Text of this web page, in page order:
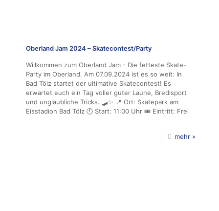
Oberland Jam 2024 – Skatecontest/Party
Willkommen zum Oberland Jam - Die fetteste Skate-
Party im Oberland. Am 07.09.2024 ist es so weit: In
Bad Tölz startet der ultimative Skatecontest! Es
erwartet euch ein Tag voller guter Laune, Bredlsport
und unglaubliche Tricks. 🛹✨ 📍 Ort: Skatepark am
Eisstadion Bad Tölz 🕚 Start: 11:00 Uhr 🎟 Eintritt: Frei
mehr »